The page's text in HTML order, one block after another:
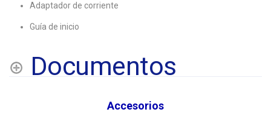
Adaptador de corriente
Guía de inicio
Documentos
Accesorios